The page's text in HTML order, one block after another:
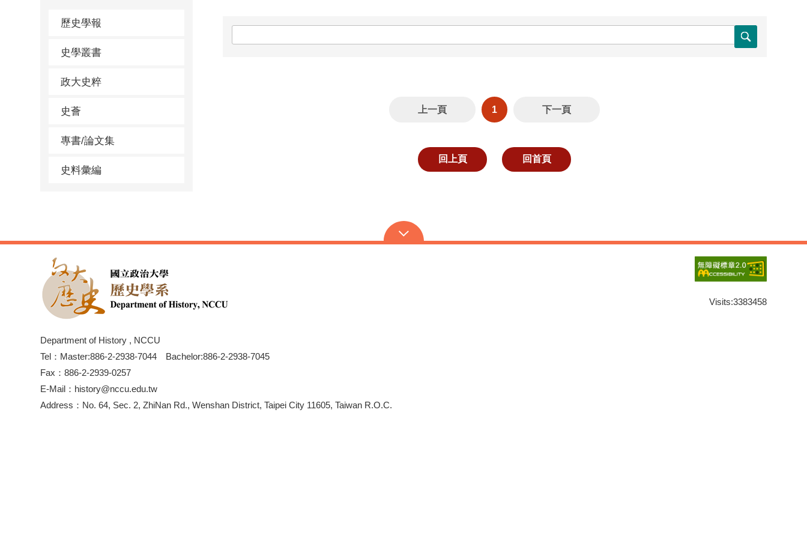
歷史學報
史學叢書
政大史粹
史薈
專書/論文集
史料彙編
上一頁 1 下一頁
回上頁 回首頁
Department of History , NCCU
Tel：Master:886-2-2938-7044 Bachelor:886-2-2938-7045
Fax：886-2-2939-0257
E-Mail：history@nccu.edu.tw
Address：No. 64, Sec. 2, ZhiNan Rd., Wenshan District, Taipei City 11605, Taiwan R.O.C.
Visits:3383458